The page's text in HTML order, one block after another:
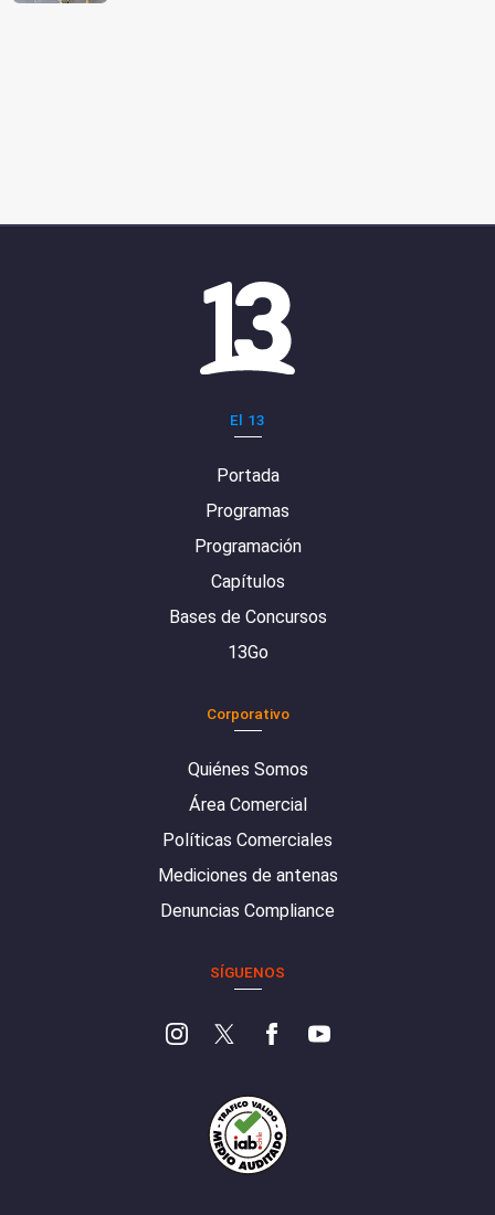
El 13
Portada
Programas
Programación
Capítulos
Bases de Concursos
13Go
Corporativo
Quiénes Somos
Área Comercial
Políticas Comerciales
Mediciones de antenas
Denuncias Compliance
SÍGUENOS